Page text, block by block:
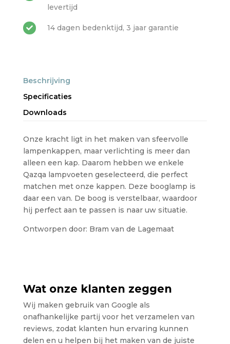
levertijd
 14 dagen bedenktijd, 3 jaar garantie
Beschrijving
Specificaties
Downloads
Onze kracht ligt in het maken van sfeervolle
lampenkappen, maar verlichting is meer dan
alleen een kap. Daarom hebben we enkele
Qazqa lampvoeten geselecteerd, die perfect
matchen met onze kappen. Deze booglamp is
daar een van. De boog is verstelbaar, waardoor
hij perfect aan te passen is naar uw situatie.
Ontworpen door: Bram van de Lagemaat
Wat onze klanten zeggen
Wij maken gebruik van Google als
onafhankelijke partij voor het verzamelen van
reviews, zodat klanten hun ervaring kunnen
delen en u helpen bij het maken van de juiste